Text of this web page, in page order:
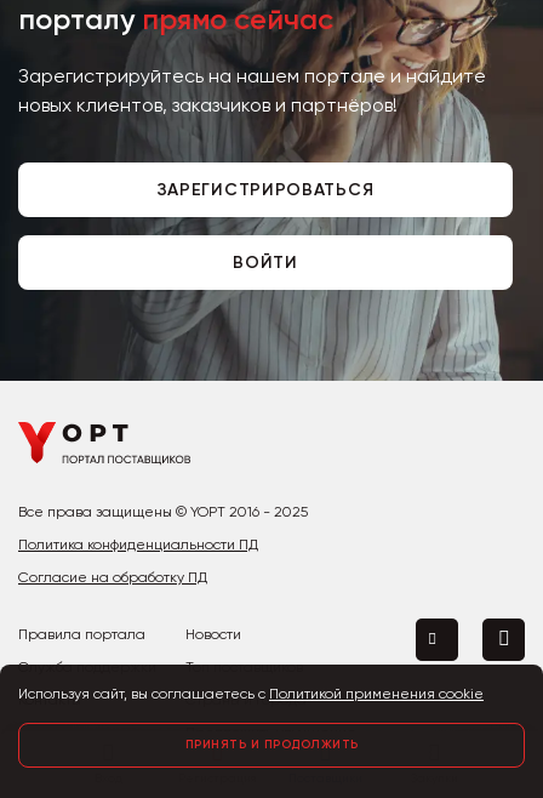
порталу прямо сейчас
Зарегистрируйтесь на нашем портале и найдите
новых клиентов, заказчиков и партнёров!
ЗАРЕГИСТРИРОВАТЬСЯ
ВОЙТИ
Все права защищены © YOPT 2016 - 2025
Политика конфиденциальности ПД
Согласие на обработку ПД
Правила портала
Служба поддержки
Контакты
Новости
Топ поставщиков
Страны и города
Используя сайт, вы соглашаетесь с Политикой применения cookie
ПРИНЯТЬ И ПРОДОЛЖИТЬ